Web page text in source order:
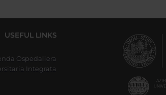
USEFUL LINKS
Ospedaliera
Integrata